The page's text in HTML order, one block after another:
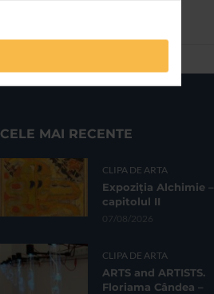
CELE MAI RECENTE
CLIPA DE ARTA
Expoziția Alchimie –
capitolul II
07/08/2026
CLIPA DE ARTA
ARTS and ARTISTS.
Floriama Cândea –